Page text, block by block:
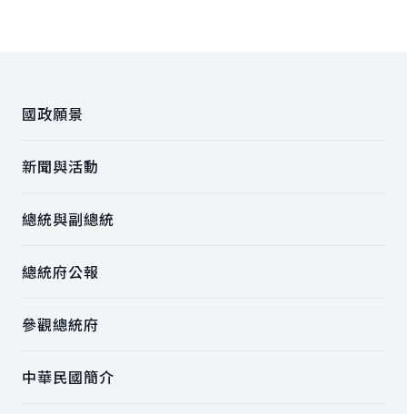
國政願景
新聞與活動
總統與副總統
總統府公報
參觀總統府
中華民國簡介